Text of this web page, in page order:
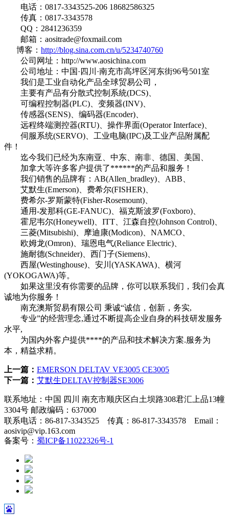
电话：0817-3343525-206 18682586325
传真：0817-3343578
QQ：2841236359
邮箱：aositrade@foxmail.com
博客： http://blog.sina.com.cn/u/5234740760
公司网址：http://www.aosichina.com
公司地址：中国·四川·南充市高坪区河东街96号501室
我们是工业自动化产品全球贸易公司，
主要有产品有分散式控制系統(DCS)、
可编程控制器(PLC)、变频器(INV)、
传感器(SENS)、编码器(Encoder)、
远程终端测控器(RTU)、操作界面(Operator Interface)、
伺服系统(SERVO)、工业电脑(IPC)及工业产品附属配
件！
迄今我们已经为东南亚、中东、南非、德国、美国、
加拿大等许多客户提供了******的产品和服务！
我们销售的品牌有：AB(Allen_bradley)、ABB、
艾默生(Emerson)、费希尔(FISHER)、
费希尔-罗斯蒙特(Fisher-Rosemount)、
通用-发那科(GE-FANUC)、福克斯波罗(Foxboro)、
霍尼韦尔(Honeywell)、ITT、江森自控(Johnson Control)、
三菱(Mitsubishi)、摩迪康(Modicon)、NAMCO、
欧姆龙(Omron)、瑞恩电气(Reliance Electric)、
施耐德(Schneider)、西门子(Siemens)、
西屋(Westinghouse)、安川(YASKAWA)、横河
(YOKOGAWA)等。
如果这里没有你需要的品牌，你可以联系我们，我们会真
诚地为你服务！
南充澳斯贸易有限公司 秉诚“诚信，创新，务实,
专业”的经营理念,通过不断提高企业自身的科技研发服务
水平,
为国内外客户提供****的产品和技术解决方案.服务为
本，精益求精。
上一篇： EMERSON DELTAV VE3005 CE3005
下一篇： 艾默生DELTAV控制器SE3006
联系地址：中国 四川 南充市顺庆区白土坝路308君汇上品13幢
3304号 邮政编码：637000
联系电话：86-817-3343525 传真：86-817-3343578 Email：
aosivip@vip.163.com
备案号： 蜀ICP备11022326号-1